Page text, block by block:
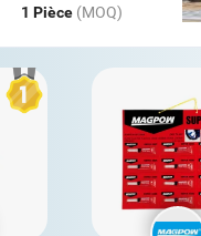
1 Pièce (MOQ)